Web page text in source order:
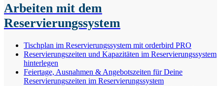
Arbeiten mit dem
Reservierungssystem
Tischplan im Reservierungssystem mit orderbird PRO
Reservierungszeiten und Kapazitäten im Reservierungssystem
hinterlegen
Feiertage, Ausnahmen & Angebotszeiten für Deine
Reservierungszeiten im Reservierungssystem